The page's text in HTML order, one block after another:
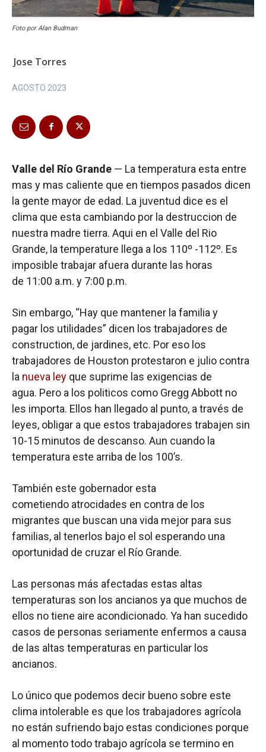
Foto por Alan Budman
Jose Torres
AGOSTO 2023
Valle del Río Grande — La temperatura esta entre
mas y mas caliente que en tiempos pasados dicen
la gente mayor de edad. La juventud dice es el
clima que esta cambiando por la destruccion de
nuestra madre tierra. Aqui en el Valle del Rio
Grande, la temperature llega a los 110º -112º. Es
imposible trabajar afuera durante las horas
de 11:00 a.m. y 7:00 p.m.
Sin embargo, “Hay que mantener la familia y
pagar los utilidades” dicen los trabajadores de
construction, de jardines, etc. Por eso los
trabajadores de Houston protestaron e julio contra
la nueva ley que suprime las exigencias de
agua. Pero a los politicos como Gregg Abbott no
les importa. Ellos han llegado al punto, a través de
leyes, obligar a que estos trabajadores trabajen sin
10-15 minutos de descanso. Aun cuando la
temperatura este arriba de los 100’s.
También este gobernador esta
cometiendo atrocidades en contra de los
migrantes que buscan una vida mejor para sus
familias, al tenerlos bajo el sol esperando una
oportunidad de cruzar el Río Grande.
Las personas más afectadas estas altas
temperaturas son los ancianos ya que muchos de
ellos no tiene aire acondicionado. Ya han sucedido
casos de personas seriamente enfermos a causa
de las altas temperaturas en particular los
ancianos.
Lo único que podemos decir bueno sobre este
clima intolerable es que los trabajadores agrícola
no están sufriendo bajo estas condiciones porque
al momento todo trabajo agrícola se termino en